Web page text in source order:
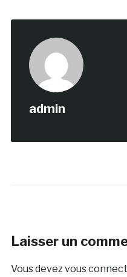
admin
Laisser un
Vous devezvous